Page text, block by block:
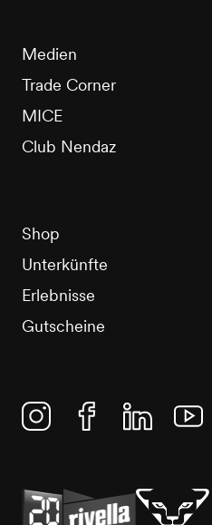
Medien
Trade Corner
MICE
Club Nendaz
Shop
Unterkünfte
Erlebnisse
Gutscheine